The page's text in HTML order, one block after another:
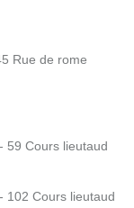
Rue de rome
59 Cours lieutaud
102 Cours lieutaud